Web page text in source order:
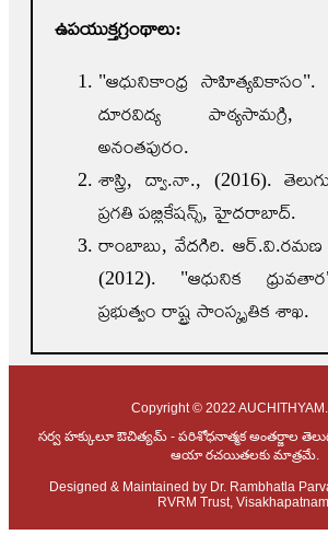
ఉపయుక్తగ్రంథాలు:
"ఆధునికాంధ్ర సాహిత్యవికాసం".
దూరవిద్య పాఠ్యసామగ్రి,
అనంతపురం.
శాస్త్రి, ద్వా.నా., (2016).
ప్రగతి పబ్లికేషన్స్, హైదరాబాద్.
రాంబాబు, వేదగిరి. ఆర్.వి.రమణ
(2012). "ఆధునిక
ప్రభుత్వం రాష్ట్ర సాంస్కృతిక శాఖ.
Copyright © 2022
సర్వ హక్కులూ ఔచిత్యమ్ - పరిశోధనాత్మక అంతర్జాల
ఆయా రచయితలకు మాత్రమే.
Designed & Maintained by Dr. Rambhatla
RVRM Trust,